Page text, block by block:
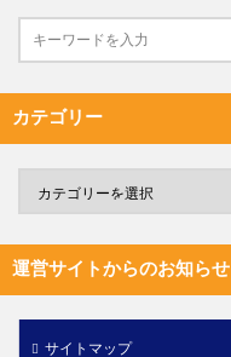
カテゴリー
運営サイトからのお知らせ
サイトマップ